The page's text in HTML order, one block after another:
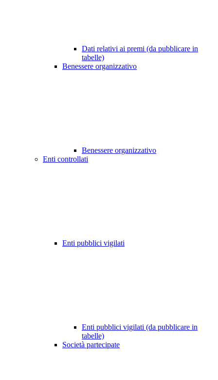
Dati relativi ai premi (da pubblicare in
tabelle)
Benessere organizzativo
Benessere organizzativo
Enti controllati
Enti pubblici vigilati
Enti pubblici vigilati (da pubblicare in
tabelle)
Società partecipate